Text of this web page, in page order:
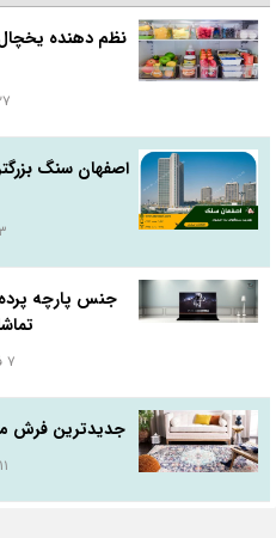
نظم دهنده
۲۷ خرداد ۱۴۰۲ - ۰۹:۰۰
اصفهان سنگ
۱۳ دی ۱۴۰۳ - ۱۳:۰۵
جنس پارچه پرده
جدیدترین فرش